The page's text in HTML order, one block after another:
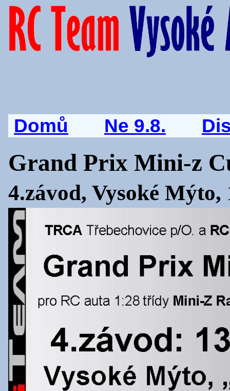
Domů Ne 9.8.
Grand Prix Mini-z
4.závod, Vysoké Mýto,